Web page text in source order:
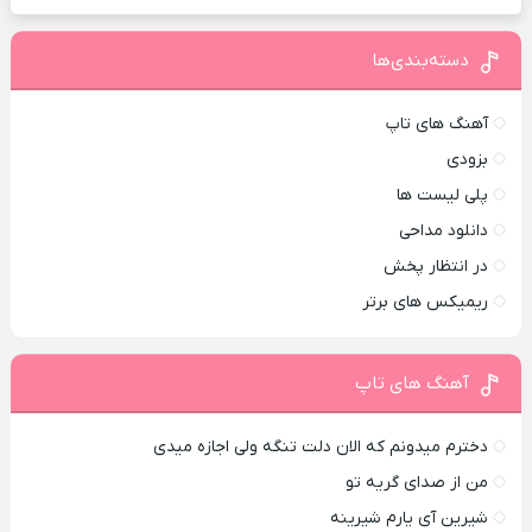
دسته‌بندی‌ها
آهنگ های تاپ
بزودی
پلی لیست ها
دانلود مداحی
در انتظار پخش
ریمیکس های برتر
آهنگ های تاپ
دخترم میدونم که الان دلت تنگه ولی اجازه میدی
من از صدای گريه تو
شیرین آی یارم شیرینه